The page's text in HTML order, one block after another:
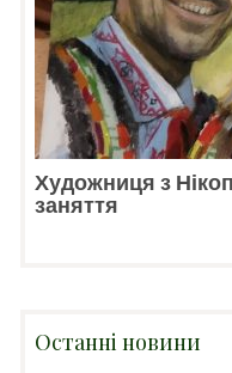
Художниця з
заняття
Останні новини